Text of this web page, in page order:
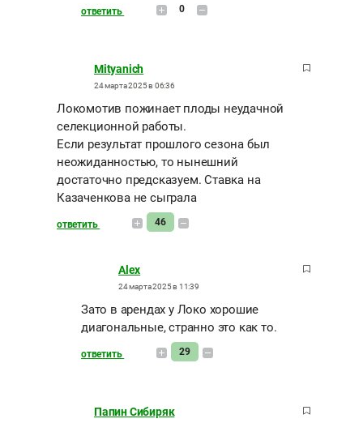
ответить 0
Mityanich
24 марта 2025 в 06:36
Локомотив пожинает плоды неудачной
селекционной работы.
Если результат прошлого сезона был
неожиданностью, то нынешний
достаточно предсказуем. Ставка на
Казаченкова не сыграла
ответить 46
Alex
24 марта 2025 в 11:39
Зато в арендах у Локо хорошие
диагональные, странно это как то.
ответить 29
Папин Сибиряк